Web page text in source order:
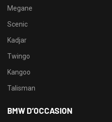
Megane
Scenic
Kadjar
Twingo
Kangoo
Talisman
BMW D’OCCASION